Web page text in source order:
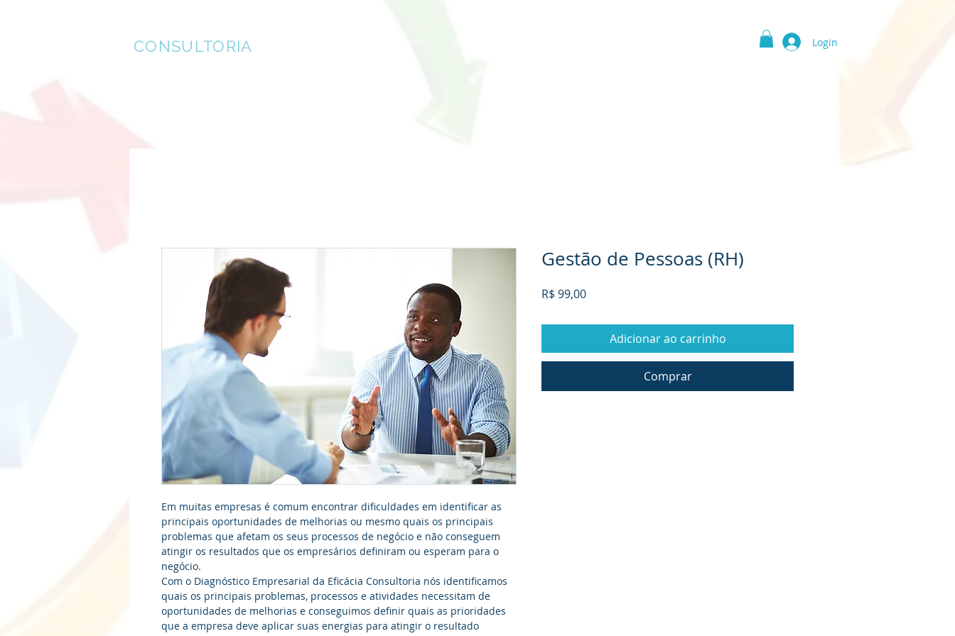
CONSULTORIA
Login
Em muitas empresas é comum encontrar dificuldades em identificar as
principais oportunidades de melhorias ou mesmo quais os principais
problemas que afetam os seus processos de negócio e não conseguem
atingir os resultados que os empresários definiram ou esperam para o
negócio.
Com o Diagnóstico Empresarial da Eficácia Consultoria nós identificamos
quais os principais problemas, processos e atividades necessitam de
oportunidades de melhorias e conseguimos definir quais as prioridades
que a empresa deve aplicar suas energias para atingir o resultado
Gestão de Pessoas (RH)
R$ 99,00Preço
Adicionar ao carrinho
Comprar